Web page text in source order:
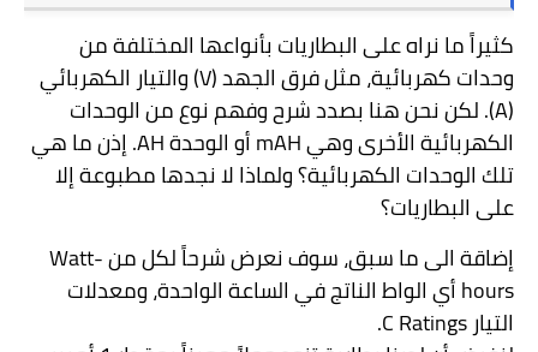
كثيراً ما نراه على البطاريات بأنواعها المختلفة من
وحدات كهربائية، مثل فرق الجهد(V)والتيار الكهربائي
(A). لكن نحن هنا بصدد شرح وفهم نوع من الوحدات
الكهربائية الأخرى وهيmAHأو الوحدةAH. إذن ما هي
تلك الوحدات الكهربائية؟ ولماذا لا نجدها مطبوعة إلا
على البطاريات؟
إضاقة الى ما سبق، سوف نعرض شرحاً لكل منWatt-
hoursأي الواط الناتج في الساعة الواحدة، ومعدلات
التيارC Ratings
.